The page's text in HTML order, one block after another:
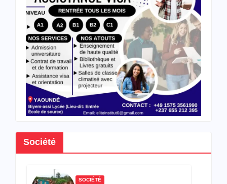
des
format
ions
en
hôtell
erie-
restau
ration
Société
SOCIÉTÉ